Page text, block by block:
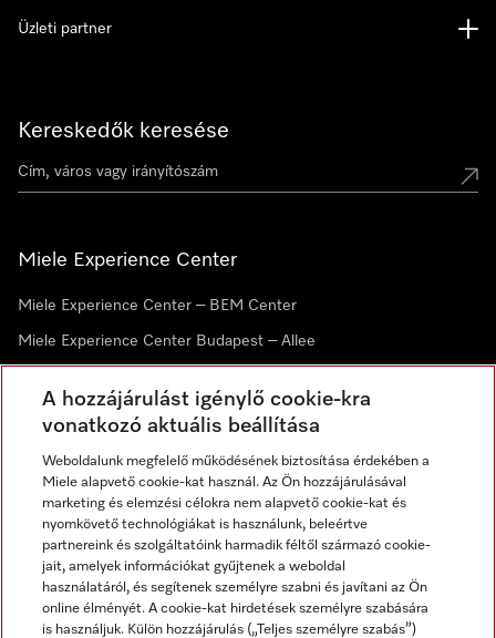
Kereskedők keresése
Miele Experience Center
Miele Experience Center – BEM Center
Miele Experience Center Budapest – Allee
Hírlevél
Üzleti partner
A hozzájárulást igénylő cookie-kra
vonatkozó aktuális beállítása
Weboldalunk megfelelő működésének biztosítása érdekében a
Miele alapvető cookie-kat használ. Az Ön hozzájárulásával
marketing és elemzési célokra nem alapvető cookie-kat és
nyomkövető technológiákat is használunk, beleértve
partnereink és szolgáltatóink harmadik féltől származó cookie-
jait, amelyek információkat gyűjtenek a weboldal
használatáról, és segítenek személyre szabni és javítani az Ön
online élményét. A cookie-kat hirdetések személyre szabására
is használjuk. Külön hozzájárulás („Teljes személyre szabás”)